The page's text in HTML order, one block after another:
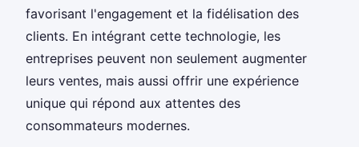
favorisant l'engagement et la fidélisation des
clients. En intégrant cette technologie, les
entreprises peuvent non seulement augmenter
leurs ventes, mais aussi offrir une expérience
unique qui répond aux attentes des
consommateurs modernes.